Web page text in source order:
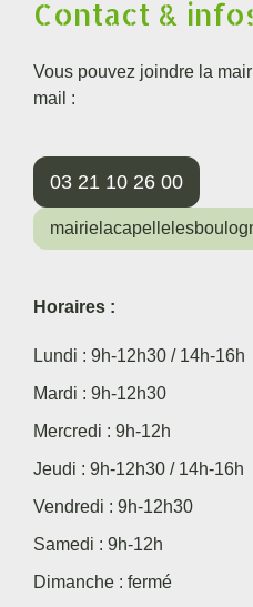
Contact &
Vous pouvez joindre la
mail :
03 21 10 26 00
Horaires :
Lundi : 9h-12h30 / 14h-16h
Mardi : 9h-12h30
Mercredi : 9h-12h
Jeudi : 9h-12h30 / 14h-16h
Vendredi : 9h-12h30
Samedi : 9h-12h
Dimanche : fermé